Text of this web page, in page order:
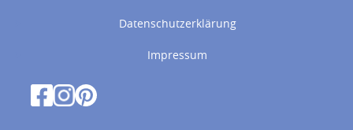
Datenschutzerklärung
Impressum